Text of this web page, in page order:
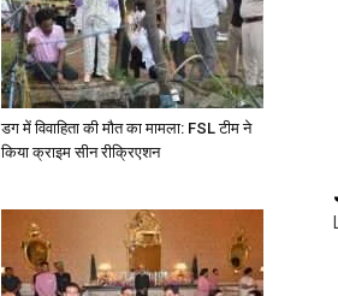
डग में विवाहिता की मौत का मामला: FSL टीम ने
किया क्राइम सीन रीक्रिएशन